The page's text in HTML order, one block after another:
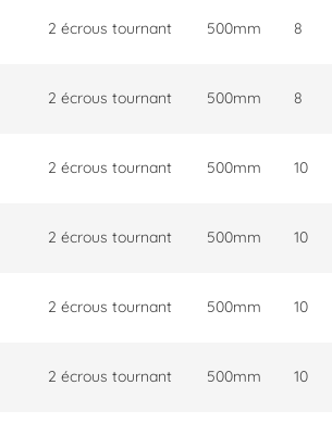
2 écrous tournant 500mm 8
2 écrous tournant 500mm 8
2 écrous tournant 500mm 10
2 écrous tournant 500mm 10
2 écrous tournant 500mm 10
2 écrous tournant 500mm 10